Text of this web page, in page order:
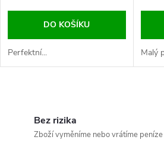
DO KOŠÍKU
Perfektní... Malý
Bez rizika
Zboží vyměníme nebo vrátíme